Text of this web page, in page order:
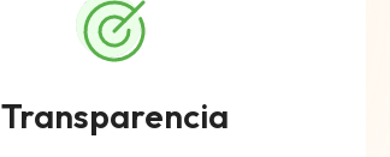
Transparencia